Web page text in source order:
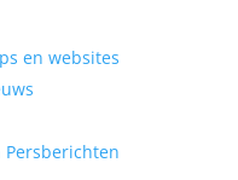
en websites